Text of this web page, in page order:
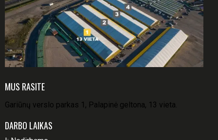
MUS RASITE
Gariūnų verslo parkas 1, Palapinė geltona, 13 vieta.
DARBO LAIKAS